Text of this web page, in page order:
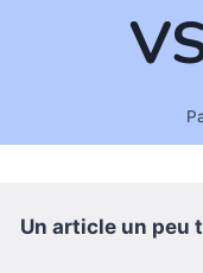
Un article un peu